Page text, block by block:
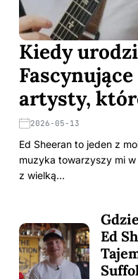
Kiedy
artysty,
2026-05-13
Ed Sheeran to jeden z
muzyka towarzyszy mi
z wielką…
Ed